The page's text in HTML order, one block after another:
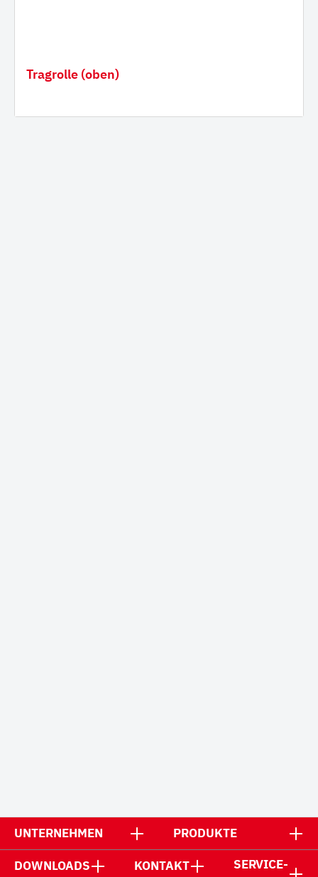
Tragrolle (oben)
UNTERNEHMEN PRODUKTE
DOWNLOADS KONTAKT
SERVICE-